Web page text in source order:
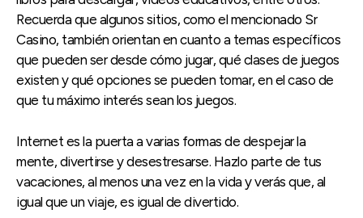
Recuerda que algunos sitios, como el mencionado Sr
Casino, también orientan en cuanto a temas específicos
que pueden ser desde cómo jugar, qué clases de juegos
existen y qué opciones se pueden tomar, en el caso de
que tu máximo interés sean los juegos.
Internet es la puerta a varias formas de despejar la
mente, divertirse y desestresarse. Hazlo parte de tus
vacaciones, al menos una vez en la vida y verás que, al
igual que un viaje, es igual de divertido.